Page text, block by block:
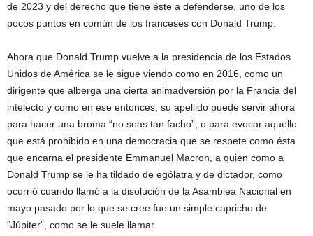
de 2023 y del derecho que tiene éste a defenderse, uno de los
pocos puntos en común de los franceses con Donald Trump.
Ahora que Donald Trump vuelve a la presidencia de los Estados
Unidos de América se le sigue viendo como en 2016, como un
dirigente que alberga una cierta animadversión por la Francia del
intelecto y como en ese entonces, su apellido puede servir ahora
para hacer una broma “no seas tan facho”, o para evocar aquello
que está prohibido en una democracia que se respete como ésta
que encarna el presidente Emmanuel Macron, a quien como a
Donald Trump se le ha tildado de ególatra y de dictador, como
ocurrió cuando llamó a la disolución de la Asamblea Nacional en
mayo pasado por lo que se cree fue un simple capricho de
“Júpiter”, como se le suele llamar.